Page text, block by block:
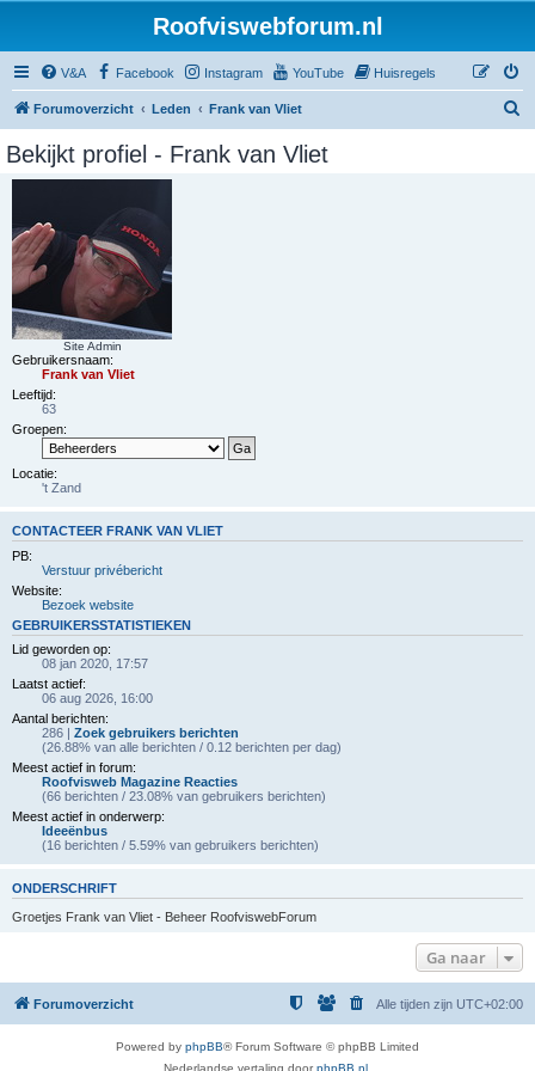
Roofviswebforum.nl
V&A Facebook Instagram YouTube Huisregels
Forumoverzicht Leden Frank van Vliet
Bekijkt profiel - Frank van Vliet
Site Admin
Gebruikersnaam:
Frank van Vliet
Leeftijd:
63
Groepen:
Locatie:
't Zand
CONTACTEER FRANK VAN VLIET
PB:
Verstuur privébericht
Website:
Bezoek website
GEBRUIKERSSTATISTIEKEN
Lid geworden op:
08 jan 2020, 17:57
Laatst actief:
06 aug 2026, 16:00
Aantal berichten:
286 | Zoek gebruikers berichten
(26.88% van alle berichten / 0.12 berichten per dag)
Meest actief in forum:
Roofvisweb Magazine Reacties
(66 berichten / 23.08% van gebruikers berichten)
Meest actief in onderwerp:
Ideeënbus
(16 berichten / 5.59% van gebruikers berichten)
ONDERSCHRIFT
Groetjes Frank van Vliet - Beheer RoofviswebForum
Ga naar
Forumoverzicht Alle tijden zijn UTC+02:00
Powered by phpBB® Forum Software © phpBB Limited
Nederlandse vertaling doorphpBB.nl